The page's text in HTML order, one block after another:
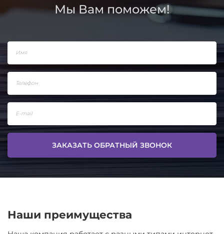
Мы Вам поможем!
ЗАКАЗАТЬ ОБРАТНЫЙ ЗВОНОК
Наши преимущества